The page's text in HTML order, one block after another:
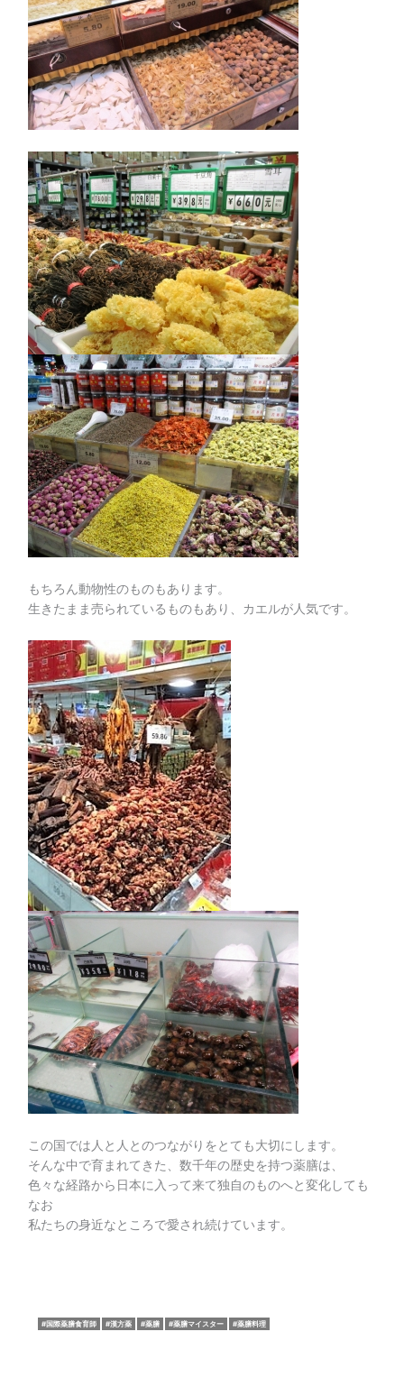
もちろん動物性のものもあります。
生きたまま売られているものもあり、カエルが人気です。
この国では人と人とのつながりをとても大切にします。
そんな中で育まれてきた、数千年の歴史を持つ薬膳は、
色々な経路から日本に入って来て独自のものへと変化しても
なお
私たちの身近なところで愛され続けています。
国際薬膳食育師 漢方薬 薬膳 薬膳マイスター 薬膳料理